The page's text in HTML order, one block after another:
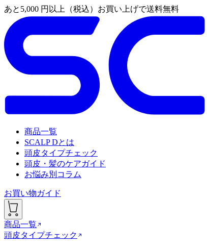
あと 5,000 円以上（税込）お買い上げで送料無料
商品一覧
SCALP Dとは
頭皮タイプチェック
頭皮・髪のケアガイド
お悩み別コラム
お買い物ガイド
商品一覧
頭皮タイプチェック